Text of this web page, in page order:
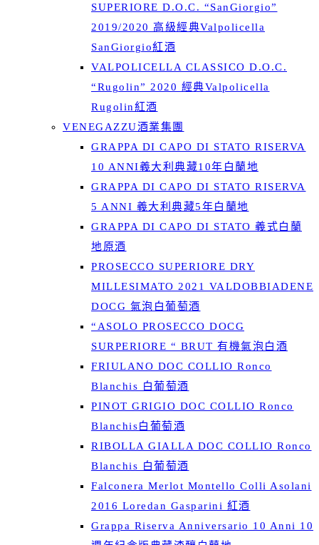
SUPERIORE D.O.C. “SanGiorgio”
2019/2020 高級經典Valpolicella
SanGiorgio紅酒
VALPOLICELLA CLASSICO D.O.C.
“Rugolin” 2020 經典Valpolicella
Rugolin紅酒
VENEGAZZU酒業集團
GRAPPA DI CAPO DI STATO RISERVA
10 ANNI義大利典藏10年白蘭地
GRAPPA DI CAPO DI STATO RISERVA
5 ANNI 義大利典藏5年白蘭地
GRAPPA DI CAPO DI STATO 義式白蘭
地原酒
PROSECCO SUPERIORE DRY
MILLESIMATO 2021 VALDOBBIADENE
DOCG 氣泡白葡萄酒
“ASOLO PROSECCO DOCG
SURPERIORE “ BRUT 有機氣泡白酒
FRIULANO DOC COLLIO Ronco
Blanchis 白葡萄酒
PINOT GRIGIO DOC COLLIO Ronco
Blanchis白葡萄酒
RIBOLLA GIALLA DOC COLLIO Ronco
Blanchis 白葡萄酒
Falconera Merlot Montello Colli Asolani
2016 Loredan Gasparini 紅酒
Grappa Riserva Anniversario 10 Anni 10